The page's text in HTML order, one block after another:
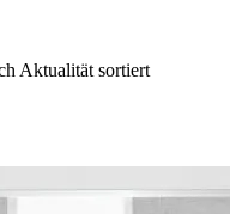
Aktualität sortiert